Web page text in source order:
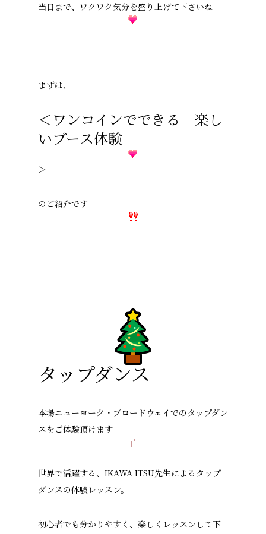
当日まで、ワクワク気分を盛り上げて下さいね
まずは、
＜ワンコインでできる 楽し
いブース体験
＞
のご紹介です
タップダンス
本場ニューヨーク・ブロードウェイでのタップダン
スをご体験頂けます
世界で活躍する、IKAWA ITSU先生によるタップ
ダンスの体験レッスン。
初心者でも分かりやすく、楽しくレッスンして下